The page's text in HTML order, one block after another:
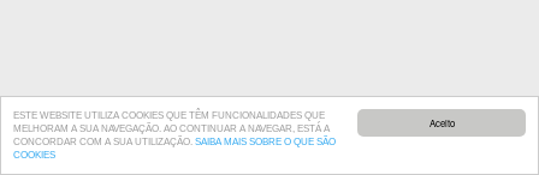
Aceito
ESTE WEBSITE UTILIZA COOKIES QUE TÊM FUNCIONALIDADES QUE
MELHORAM A SUA NAVEGAÇÃO. AO CONTINUAR A NAVEGAR, ESTÁ A
CONCORDAR COM A SUA UTILIZAÇÃO. SAIBA MAIS SOBRE O QUE SÃO
COOKIES